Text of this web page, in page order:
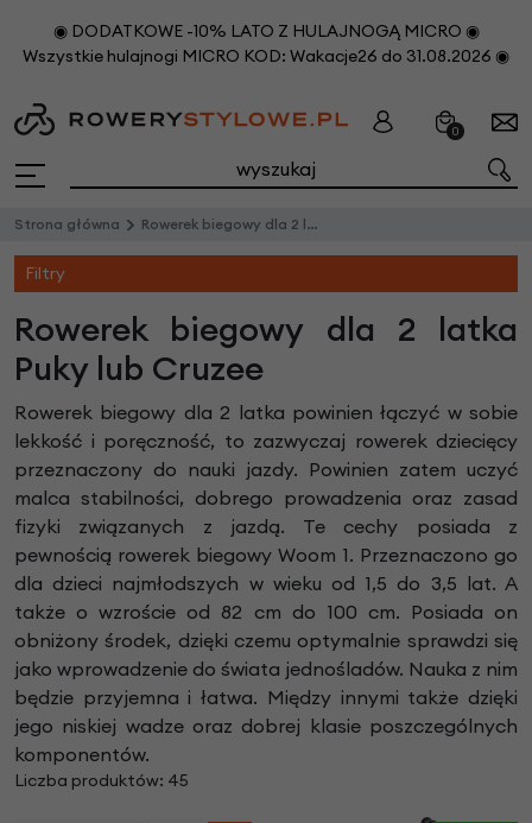
◉ DODATKOWE -10% LATO Z HULAJNOGĄ MICRO ◉
Wszystkie hulajnogi MICRO KOD: Wakacje26 do 31.08.2026 ◉
0
Strona główna Rowerek biegowy dla 2 latka
Filtry
Rowerek biegowy dla 2 latka
Puky lub Cruzee
Rowerek biegowy dla 2 latka powinien łączyć w sobie
lekkość i poręczność, to zazwyczaj rowerek dziecięcy
przeznaczony do nauki jazdy. Powinien zatem uczyć
malca stabilności, dobrego prowadzenia oraz zasad
fizyki związanych z jazdą. Te cechy posiada z
pewnością rowerek biegowy Woom 1. Przeznaczono go
dla dzieci najmłodszych w wieku od 1,5 do 3,5 lat. A
także o wzroście od 82 cm do 100 cm. Posiada on
obniżony środek, dzięki czemu optymalnie sprawdzi się
jako wprowadzenie do świata jednośladów. Nauka z nim
będzie przyjemna i łatwa. Między innymi także dzięki
jego niskiej wadze oraz dobrej klasie poszczególnych
komponentów.
Liczba produktów: 45